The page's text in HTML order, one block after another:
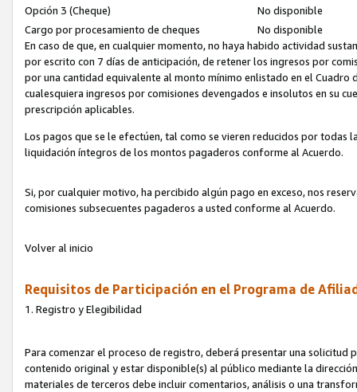
Opción 3 (Cheque)
No disponible
Cargo por procesamiento de cheques
No disponible
En caso de que, en cualquier momento, no haya habido actividad
por escrito con 7 días de anticipación, de retener los ingresos por
por una cantidad equivalente al monto mínimo enlistado en el
cualesquiera ingresos por comisiones devengados e insolutos en su
prescripción aplicables.
Los pagos que se le efectúen, tal como se vieren reducidos por todas
liquidación íntegros de los montos pagaderos conforme al Acuerdo.
Si, por cualquier motivo, ha percibido algún pago en exceso, nos
comisiones subsecuentes pagaderos a usted conforme al Acuerdo.
Volver al inicio
Requisitos de Participación en el Programa de
1. Registro y Elegibilidad
Para comenzar el proceso de registro, deberá presentar una solicitud
contenido original y estar disponible(s) al público mediante la
materiales de terceros debe incluir comentarios, análisis o una